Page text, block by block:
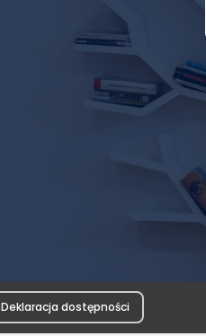
Deklaracja dostępności